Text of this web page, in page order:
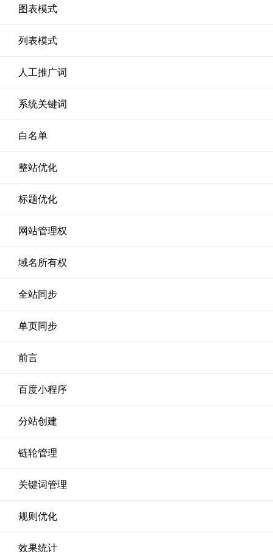
图表模式
列表模式
人工推广词
系统关键词
白名单
整站优化
标题优化
网站管理权
域名所有权
全站同步
单页同步
前言
百度小程序
分站创建
链轮管理
关键词管理
规则优化
效果统计